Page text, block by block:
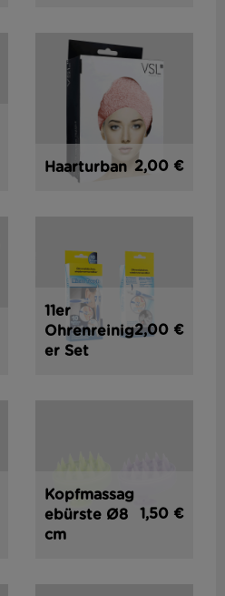
Haarturban 2,00 €
11er
Ohrenreinig
er Set
2,00 €
Kopfmassag
ebürste Ø8
cm
1,50 €